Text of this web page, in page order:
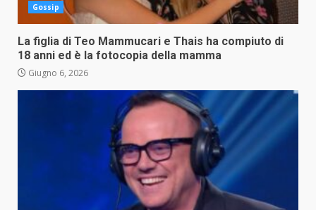
Gossip
La figlia di Teo Mammucari e Thais ha compiuto di
18 anni ed è la fotocopia della mamma
Giugno 6, 2026